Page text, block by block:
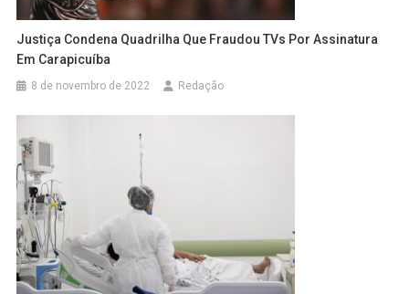
Justiça Condena Quadrilha Que Fraudou TVs Por Assinatura
Em Carapicuíba
8 de novembro de 2022 Redação